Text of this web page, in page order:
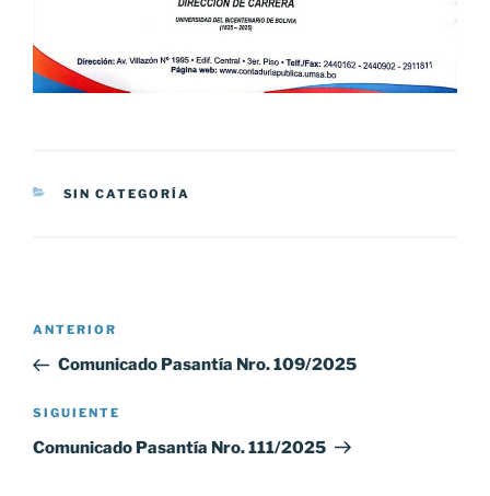
CATEGORÍAS
SIN CATEGORÍA
Navegación
entradas
Entrada
anterior:
ANTERIOR
Comunicado Pasantía Nro. 109/2025
Siguiente
entrada
SIGUIENTE
Comunicado Pasantía Nro. 111/2025